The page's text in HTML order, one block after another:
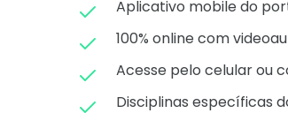
Aplicativo mobile do
100% online com
Acesse pelo celular ou
Disciplinas específicas